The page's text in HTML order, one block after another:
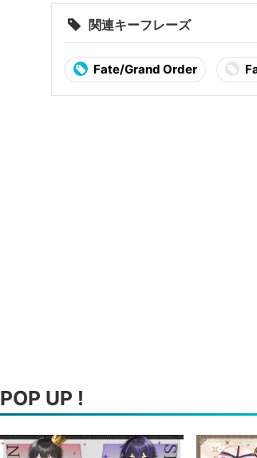
関連キーフレーズ
Fate/Grand Order
POP UP !